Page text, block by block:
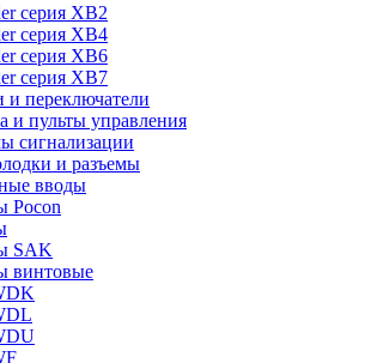
серия XB2
серия XB4
серия XB6
серия XB7
и переключатели
и пульты управления
сигнализации
и разъемы
вводы
Pocon
SAK
винтовые